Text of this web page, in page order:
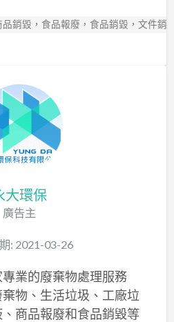
銷毀，食品報廢，食品銷毀，文件銷
大環保
廣告主
: 2021-03-26
業的廢棄物處理服務
物、生活垃圾、工廠垃
商品報廢和食品銷毀等